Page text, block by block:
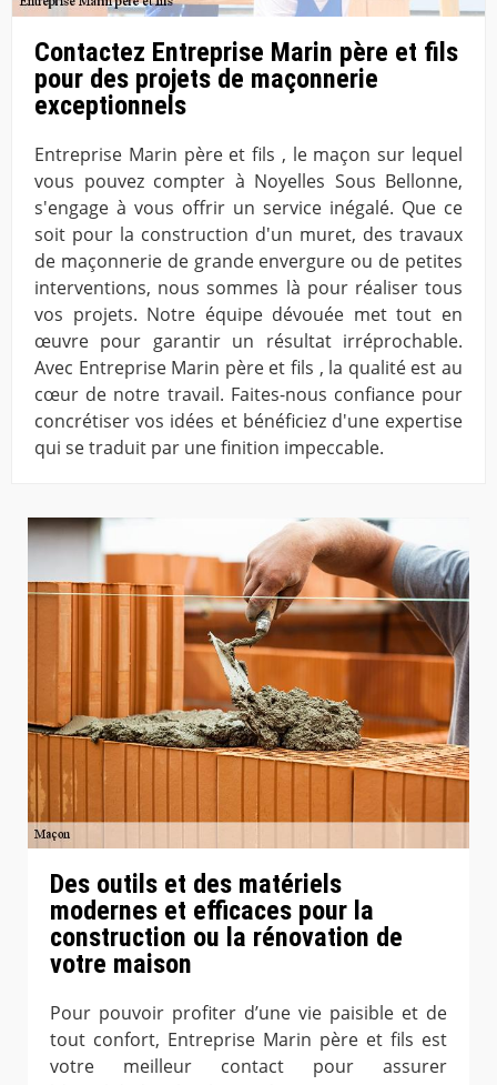
Contactez Entreprise Marin père et fils
pour des projets de maçonnerie
exceptionnels
Entreprise Marin père et fils , le maçon sur lequel
vous pouvez compter à Noyelles Sous Bellonne,
s'engage à vous offrir un service inégalé. Que ce
soit pour la construction d'un muret, des travaux
de maçonnerie de grande envergure ou de petites
interventions, nous sommes là pour réaliser tous
vos projets. Notre équipe dévouée met tout en
œuvre pour garantir un résultat irréprochable.
Avec Entreprise Marin père et fils , la qualité est au
cœur de notre travail. Faites-nous confiance pour
concrétiser vos idées et bénéficiez d'une expertise
qui se traduit par une finition impeccable.
Des outils et des matériels
modernes et efficaces pour la
construction ou la rénovation de
votre maison
Pour pouvoir profiter d’une vie paisible et de
tout confort, Entreprise Marin père et fils est
votre meilleur contact pour assurer